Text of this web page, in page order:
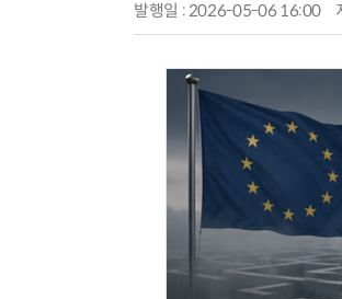
발행일 : 2026-05-06 16:00